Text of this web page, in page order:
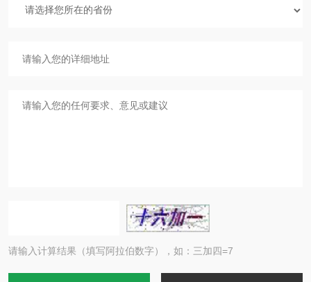
请输入计算结果（填写阿拉伯数字），如：三加四=7